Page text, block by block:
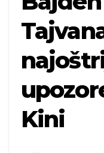
Kini